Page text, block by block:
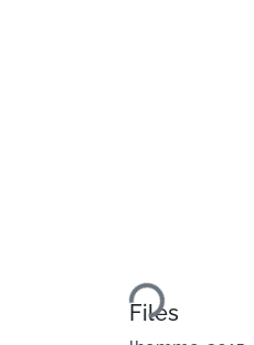
Loading...
Files